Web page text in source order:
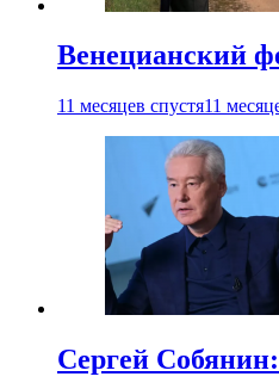
Венецианский
11 месяцев спустя11
Сергей